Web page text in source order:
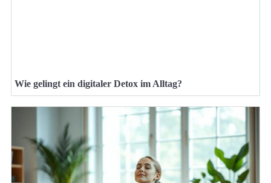
Wie gelingt ein digitaler Detox im Alltag?